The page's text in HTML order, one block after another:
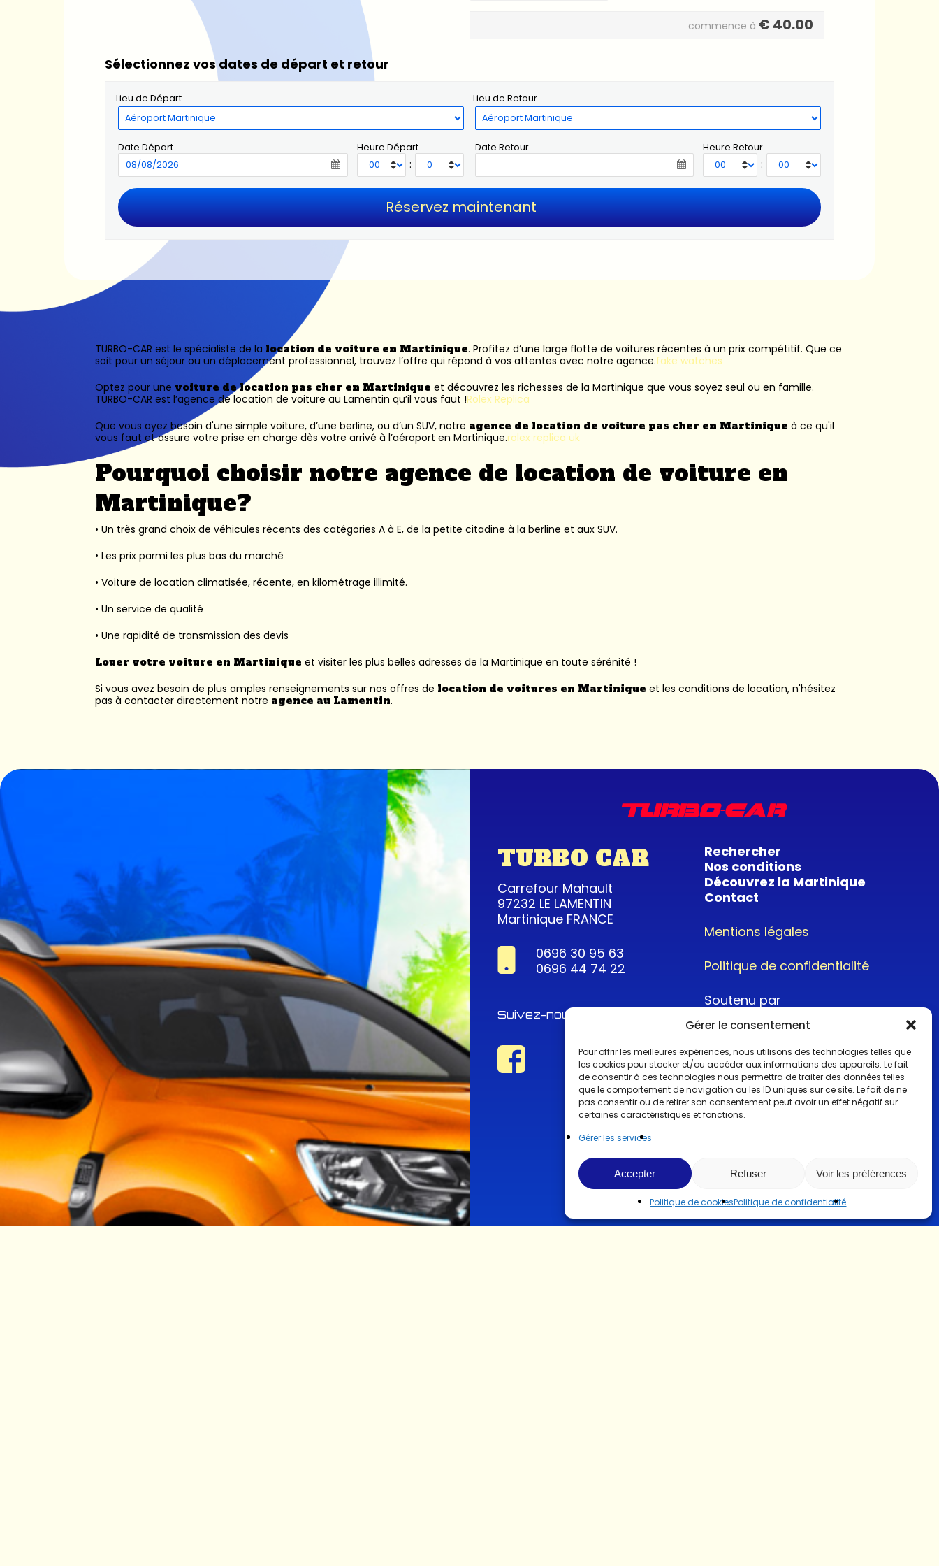
Gérer le consentement
Pour offrir les meilleures expériences, nous utilisons des technologies telles que
les cookies pour stocker et/ou accéder aux informations des appareils. Le fait
de consentir à ces technologies nous permettra de traiter des données telles
que le comportement de navigation ou les ID uniques sur ce site. Le fait de ne
pas consentir ou de retirer son consentement peut avoir un effet négatif sur
certaines caractéristiques et fonctions.
Gérer les services
Accepter Refuser Voir les préférences
Politique de cookiesPolitique de confidentialité
commence à € 40.00
Sélectionnez vos dates de départ et retour
Lieu de Départ Lieu de Retour
Date Départ Heure Départ
:
Date Retour Heure Retour
:
TURBO-CAR est le spécialiste de la location de voiture en Martinique. Profitez d’une large flotte de voitures récentes à un prix compétitif. Que ce
soit pour un séjour ou un déplacement professionnel, trouvez l’offre qui répond à vos attentes avec notre agence.fake watches
Optez pour une voiture de location pas cher en Martinique et découvrez les richesses de la Martinique que vous soyez seul ou en famille.
TURBO-CAR est l’agence de location de voiture au Lamentin qu’il vous faut !Rolex Replica
Que vous ayez besoin d'une simple voiture, d’une berline, ou d’un SUV, notre agence de location de voiture pas cher en Martinique à ce qu'il
vous faut et assure votre prise en charge dès votre arrivé à l’aéroport en Martinique.rolex replica uk
Pourquoi choisir notre agence de location de voiture en
Martinique?
• Un très grand choix de véhicules récents des catégories A à E, de la petite citadine à la berline et aux SUV.
• Les prix parmi les plus bas du marché
• Voiture de location climatisée, récente, en kilométrage illimité.
• Un service de qualité
• Une rapidité de transmission des devis
Louer votre voiture en Martinique et visiter les plus belles adresses de la Martinique en toute sérénité !
Si vous avez besoin de plus amples renseignements sur nos offres de location de voitures en Martinique et les conditions de location, n'hésitez
pas à contacter directement notre agence au Lamentin.
TURBO CAR
Carrefour Mahault
97232 LE LAMENTIN
Martinique FRANCE
0696 30 95 63
0696 44 74 22
Suivez-nous !
Rechercher
Nos conditions
Découvrez la Martinique
Contact
Mentions légales
Politique de confidentialité
Soutenu par
@2022CopyrightTurboCar